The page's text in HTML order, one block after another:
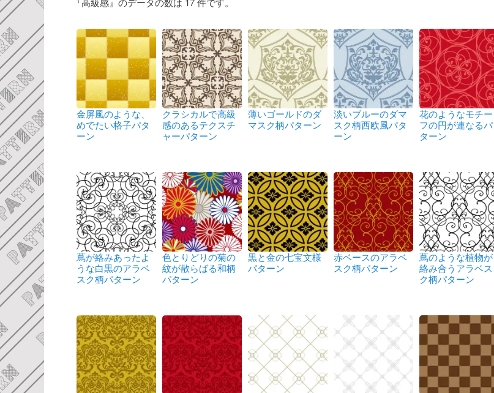
金屏風のような、
めでたい格子パタ
ーン
クラシカルで高級
感のあるテクスチ
ャーパターン
薄いゴールドのダ
マスク柄パターン
淡いブルーのダマ
スク柄西欧風パタ
ーン
花のようなモチー
フの円が連なるパ
ターン
蔦が絡みあったよ
うな白黒のアラベ
スク柄パターン
色とりどりの菊の
紋が散らばる和柄
パターン
黒と金の七宝文様
パターン
赤ベースのアラベ
スク柄パターン
蔦のような植物が
絡み合うアラベス
ク柄パターン